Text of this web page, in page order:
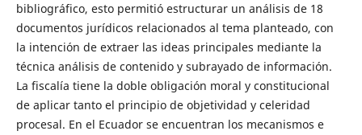
bibliográfico, esto permitió estructurar un análisis de 18
documentos jurídicos relacionados al tema planteado, con
la intención de extraer las ideas principales mediante la
técnica análisis de contenido y subrayado de información.
La fiscalía tiene la doble obligación moral y constitucional
de aplicar tanto el principio de objetividad y celeridad
procesal. En el Ecuador se encuentran los mecanismos e